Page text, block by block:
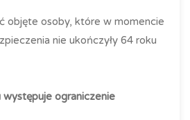
objęte osoby, które w momencie
nie ukończyły 64 roku
ograniczenie